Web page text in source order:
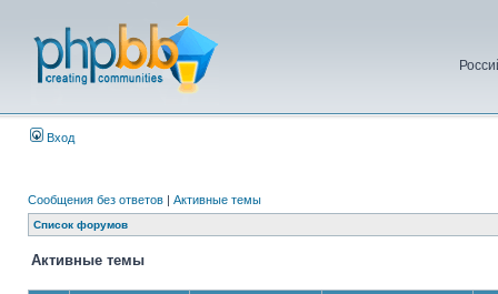
Вход
Сообщения без ответов | Активные темы
Список форумов
Активные темы